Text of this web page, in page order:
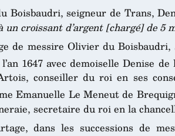
Boisbaudri, seigneur de Trans,
un croissant d’argent [chargé] de 5
de messire Olivier du
l’an 1647 avec demoiselle Denise
conseiller du roi en ses
Emanuelle Le Meneut de
secretaire du roi en la
dans les successions de